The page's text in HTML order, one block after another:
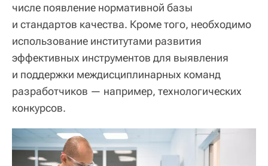
числе появление нормативной базы
и стандартов качества. Кроме того, необходимо
использование институтами развития
эффективных инструментов для выявления
и поддержки междисциплинарных команд
разработчиков — например, технологических
конкурсов.